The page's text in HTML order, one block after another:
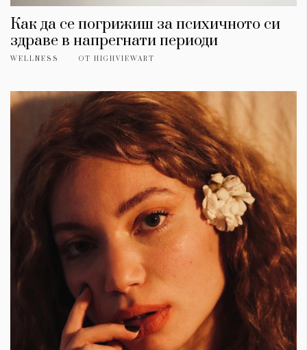
Как да се погрижиш за психичното си
здраве в напрегнати периоди
WELLNESS ОТ HIGHVIEWART